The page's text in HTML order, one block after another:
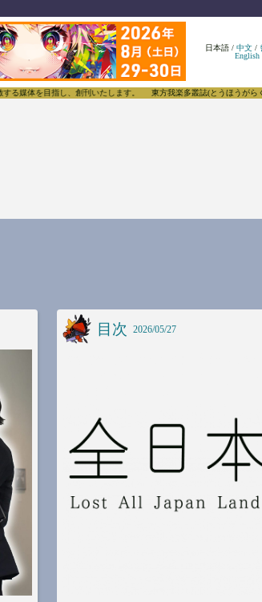
日本語 /中文 /
English
目指し、創刊いたします。 東方我楽多叢誌(とうほうがらくたそう
目次 2026/05/27